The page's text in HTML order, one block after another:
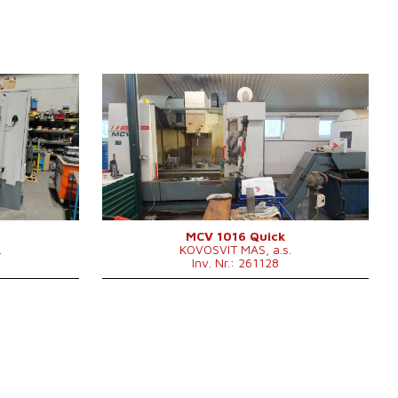
x 600 mm
/min.
.
3000 x
Baujahr:
Kontrollsystem
ja
Steuerung Heidenhain
TNC 530
Aufspanntischfläche
1300 x 600
mm
X Weg
1016 mm
Y Weg
610 mm
Z Weg
710 mm
0 - 10000
Anzahl der Achsen
3
Druck der IKZ
bar
MCV 1016 Quick
KOVOSVIT MAS, a.s.
Inv. Nr.: 261128